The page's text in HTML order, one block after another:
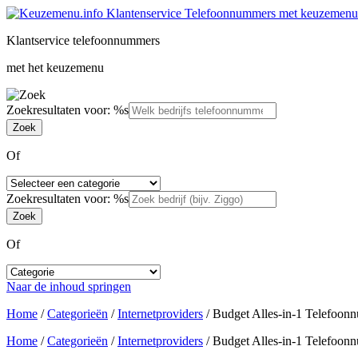
Klantservice telefoonnummers
met het keuzemenu
Zoekresultaten voor: %s
Of
Zoekresultaten voor: %s
Of
Naar de inhoud springen
Home /Categorieën /Internetproviders /Budget Alles-in-1
Home /Categorieën /Internetproviders /Budget Alles-in-1